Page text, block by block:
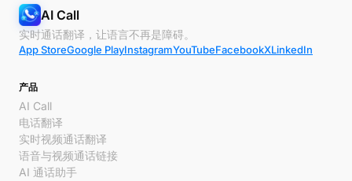
AI Call
实时通话翻译，让语言不再是障碍。
App StoreGoogle PlayInstagramYouTubeFacebookXLinkedIn
产品
AI Call
电话翻译
实时视频通话翻译
语音与视频通话链接
AI 通话助手